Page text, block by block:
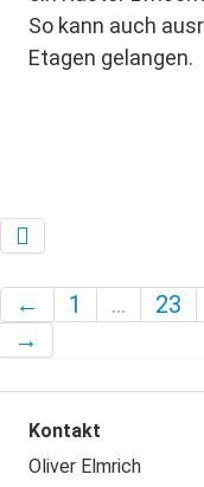
So kann auch
Etagen gelangen.
← 1 ... 23
→
Kontakt
Oliver Elmrich